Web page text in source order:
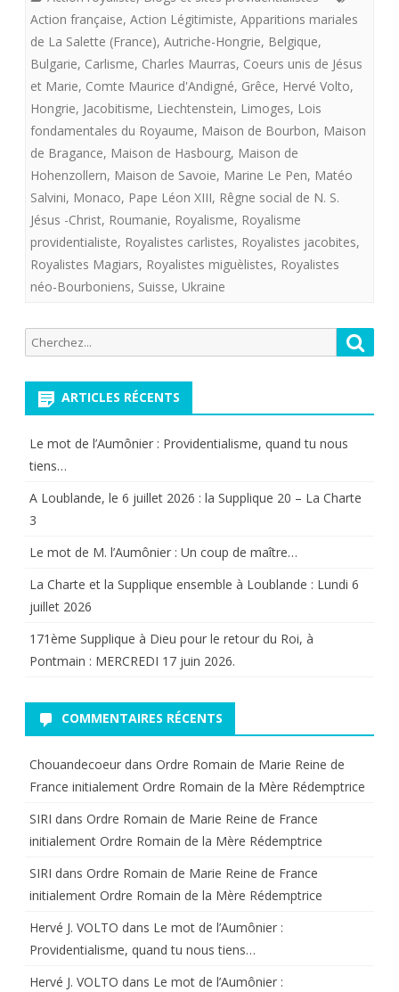
2020
à
Limoges
FRANçAISE,
ET
Action française, Action Légitimiste, Apparitions mariales
de La Salette (France), Autriche-Hongrie, Belgique,
Bulgarie, Carlisme, Charles Maurras, Coeurs unis de Jésus
et Marie, Comte Maurice d'Andigné, Grêce, Hervé Volto,
Hongrie, Jacobitisme, Liechtenstein, Limoges, Lois
fondamentales du Royaume, Maison de Bourbon, Maison
de Bragance, Maison de Hasbourg, Maison de
Hohenzollern, Maison de Savoie, Marine Le Pen, Matéo
Salvini, Monaco, Pape Léon XIII, Rêgne social de N. S.
Jésus -Christ, Roumanie, Royalisme, Royalisme
providentialiste, Royalistes carlistes, Royalistes jacobites,
Royalistes Magiars, Royalistes miguèlistes, Royalistes
néo-Bourboniens, Suisse, Ukraine
Recherche
pour:
ARTICLES RÉCENTS
Le mot de l’Aumônier : Providentialisme, quand tu nous
tiens…
A Loublande, le 6 juillet 2026 : la Supplique 20 – La Charte
3
Le mot de M. l’Aumônier : Un coup de maître…
La Charte et la Supplique ensemble à Loublande : Lundi 6
juillet 2026
171ème Supplique à Dieu pour le retour du Roi, à
Pontmain : MERCREDI 17 juin 2026.
COMMENTAIRES RÉCENTS
Chouandecoeur dans Ordre Romain de Marie Reine de
France initialement Ordre Romain de la Mère Rédemptrice
SIRI dans Ordre Romain de Marie Reine de France
initialement Ordre Romain de la Mère Rédemptrice
SIRI dans Ordre Romain de Marie Reine de France
initialement Ordre Romain de la Mère Rédemptrice
Hervé J. VOLTO dans Le mot de l’Aumônier :
Providentialisme, quand tu nous tiens…
Hervé J. VOLTO dans Le mot de l’Aumônier :